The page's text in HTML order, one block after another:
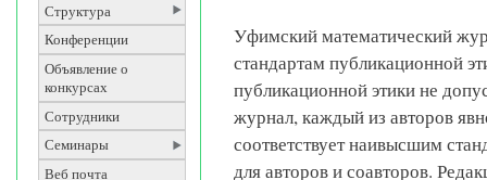
Структура
Конференции
Объявление о
конкурсах
Сотрудники
Семинары
Веб почта
Уфимский математический
стандартам публикационной
публикационной этики не
журнал, каждый из авторов
соответствует наивысшим
для авторов и соавторов.